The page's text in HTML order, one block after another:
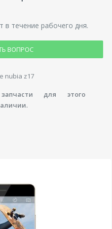
течение рабочего дня.
ВОПРОС
nubia z17
запчасти для этого